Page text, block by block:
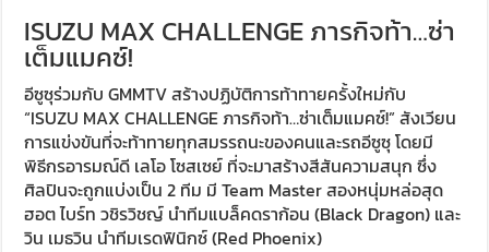
ISUZU MAX CHALLENGE ภารกิจท้า…ซ่า
เต็มแมคซ์!
อีซูซุร่วมกับ GMMTV สร้างปฏิบัติการท้าทายครั้งใหม่กับ
“ISUZU MAX CHALLENGE ภารกิจท้า…ซ่าเต็มแมคซ์!” สังเวียน
การแข่งขันที่จะท้าทายทุกสมรรถนะของคนและรถอีซูซุ โดยมี
พิธีกรอารมณ์ดี เลโอ โซสเซย์ ที่จะมาสร้างสีสันความสนุก ซึ่ง
ศิลปินจะถูกแบ่งเป็น 2 ทีม มี Team Master สองหนุ่มหล่อสุด
ฮอต ไบร์ท วชิรวิชญ์ นำทีมแบล็คดราก้อน (Black Dragon) และ
วิน เมธวิน นำทีมเรดฟินิกซ์ (Red Phoenix)